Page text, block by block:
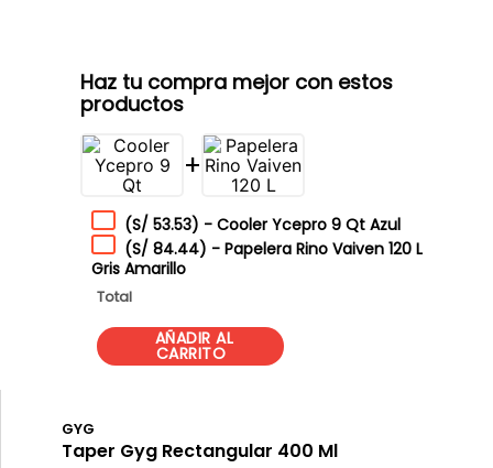
Haz tu compra mejor con estos
productos
+
(S/ 53.53) -Cooler Ycepro 9 Qt Azul
(S/ 84.44) -Papelera Rino Vaiven 120 L
Gris Amarillo
Total
GYG
Taper Gyg Rectangular 400 Ml